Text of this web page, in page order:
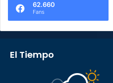
62.660
Fans
El Tiempo